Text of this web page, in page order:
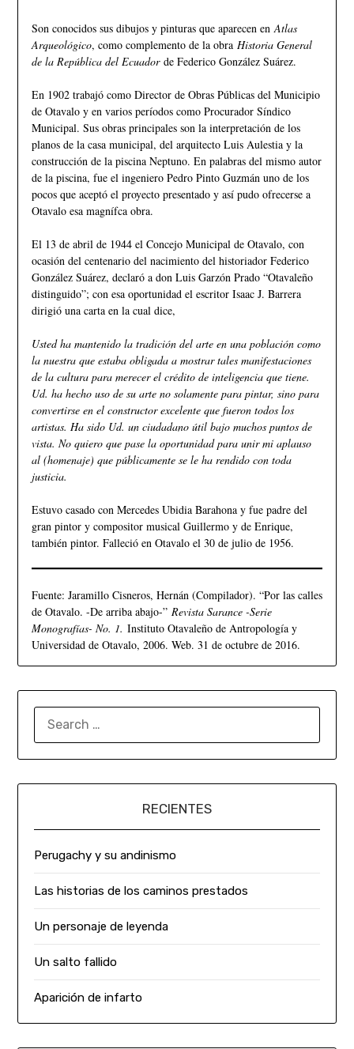
Son conocidos sus dibujos y pinturas que aparecen enAtlas
Arqueológico, como complemento de la obra Historia General
de la República del Ecuadorde Federico González Suárez.
En 1902 trabajó como Director de Obras Públicas del Municipio
de Otavalo y en varios períodos como Procurador Síndico
Municipal. Sus obras principales son la interpretación de los
planos de la casa municipal, del arquitecto Luis Aulestia y la
construcción de la piscina Neptuno. En palabras del mismo autor
de la piscina, fue el ingeniero Pedro Pinto Guzmán uno de los
pocos que aceptó el proyecto presentado y así pudo ofrecerse a
Otavalo esa magnífca obra.
El 13 de abril de 1944 el Concejo Municipal de Otavalo, con
ocasión del centenario del nacimiento del historiador Federico
González Suárez, declaró a don Luis Garzón Prado “Otavaleño
distinguido”; con esa oportunidad el escritor Isaac J. Barrera
dirigió una carta en la cual dice,
Usted ha mantenido la tradición del arte en una población como
la nuestra que estaba obligada a mostrar tales manifestaciones
de la cultura para merecer el crédito de inteligencia que tiene.
Ud. ha hecho uso de su arte no solamente para pintar, sino para
convertirse en el constructor excelente que fueron todos los
artistas. Ha sido Ud. un ciudadano útil bajo muchos puntos de
vista. No quiero que pase la oportunidad para unir mi aplauso
al (homenaje) que públicamente se le ha rendido con toda
justicia.
Estuvo casado con Mercedes Ubidia Barahona y fue padre del
gran pintor y compositor musical Guillermo y de Enrique,
también pintor. Falleció en Otavalo el 30 de julio de 1956.
Fuente: Jaramillo Cisneros, Hernán (Compilador). “Por las calles
de Otavalo. -De arriba abajo-” Revista Sarance -Serie
Monografías- No. 1. Instituto Otavaleño de Antropología y
Universidad de Otavalo, 2006. Web. 31 de octubre de 2016.
RECIENTES
Perugachy y su andinismo
Las historias de los caminos prestados
Un personaje de leyenda
Un salto fallido
Aparición de infarto